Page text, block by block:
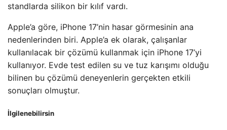
standlarda silikon bir kılıf vardı.
Apple’a göre, iPhone 17’nin hasar görmesinin ana
nedenlerinden biri. Apple’a ek olarak, çalışanlar
kullanılacak bir çözümü kullanmak için iPhone 17’yi
kullanıyor. Evde test edilen su ve tuz karışımı olduğu
bilinen bu çözümü deneyenlerin gerçekten etkili
sonuçları olmuştur.
İlgilenebilirsin